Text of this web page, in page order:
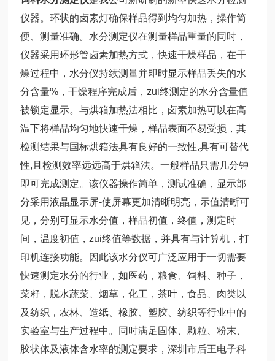
仪器。环状的卤素灯确保样品得到均匀加热，操作简
便、测量准确。水分测定仪在测量样品重量的同时，
仪器采用环形管卤素加热方式，快速干燥样品，在干
燥过程中，水分仪持续测量并即时显示样品丢失的水
分含量%，干燥程序完成后，zui终测定的水分含量值
被锁定显示。与烘箱加热法相比，卤素加热可以在高
温下将样品均匀地快速干燥，样品表面不易受损，其
检测结果与国标烘箱法具有良好的一致性,具有可替代
性,且检测效率远远高于烘箱法。一般样品只需几分钟
即可完成测定。该仪器操作简单，测试准确，显示部
分采用液晶显示屏-使屏幕更加清晰明亮，示值清晰可
见，分别可显示水分值，样品初值，终值，测定时
间，温度初值，zui终值等数据，并具有与计算机，打
印机连接功能。因此该水分仪可广泛应用于一切需要
快速测定水分的行业，如医药，粮食、饲料、种子，
菜籽，脱水蔬菜、烟草，化工，茶叶，食品、肉类以
及纺织，农林、造纸、橡胶、塑胶、纺织等行业中的
实验室与生产过程中。同时满足固体、颗粒、粉末、
胶状体及液体含水率的测定要求，深圳市后王电子科